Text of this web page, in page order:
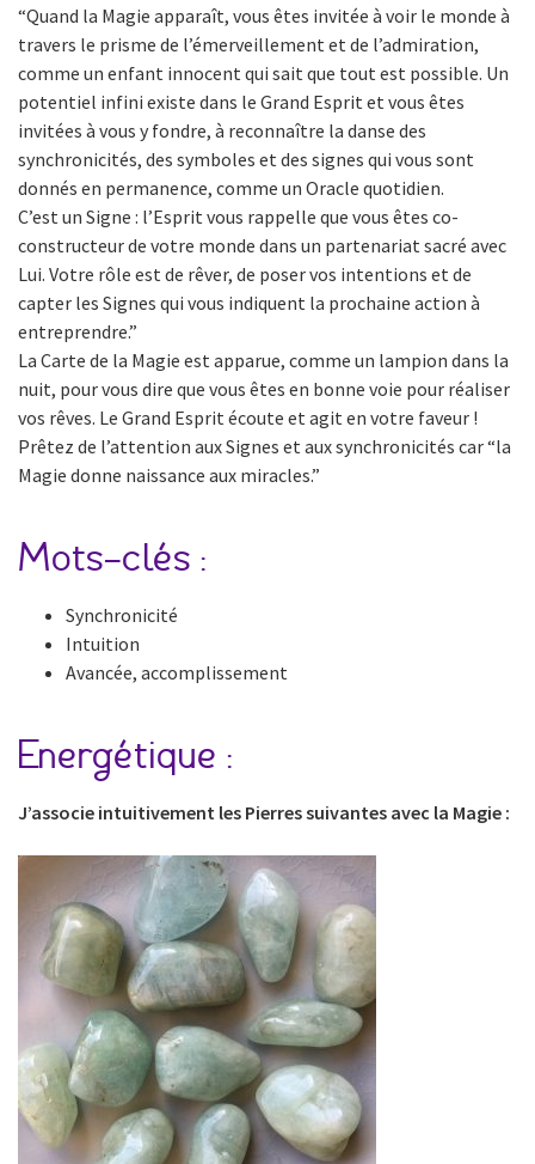
“Quand la Magie apparaît, vous êtes invitée à voir le monde à
travers le prisme de l’émerveillement et de l’admiration,
comme un enfant innocent qui sait que tout est possible. Un
potentiel infini existe dans le Grand Esprit et vous êtes
invitées à vous y fondre, à reconnaître la danse des
synchronicités, des symboles et des signes qui vous sont
donnés en permanence, comme un Oracle quotidien.
C’est un Signe : l’Esprit vous rappelle que vous êtes co-
constructeur de votre monde dans un partenariat sacré avec
Lui. Votre rôle est de rêver, de poser vos intentions et de
capter les Signes qui vous indiquent la prochaine action à
entreprendre.”
La Carte de la Magie est apparue, comme un lampion dans la
nuit, pour vous dire que vous êtes en bonne voie pour réaliser
vos rêves. Le Grand Esprit écoute et agit en votre faveur !
Prêtez de l’attention aux Signes et aux synchronicités car “la
Magie donne naissance aux miracles.”
Mots-clés :
Synchronicité
Intuition
Avancée, accomplissement
Energétique :
J’associe intuitivement les Pierres suivantes avec la Magie :